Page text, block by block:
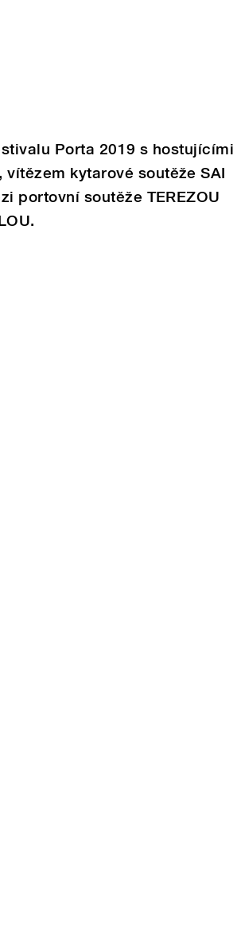
Porta 2019 s hostujícími
vítězem kytarové soutěže SAI
portovní soutěže TEREZOU